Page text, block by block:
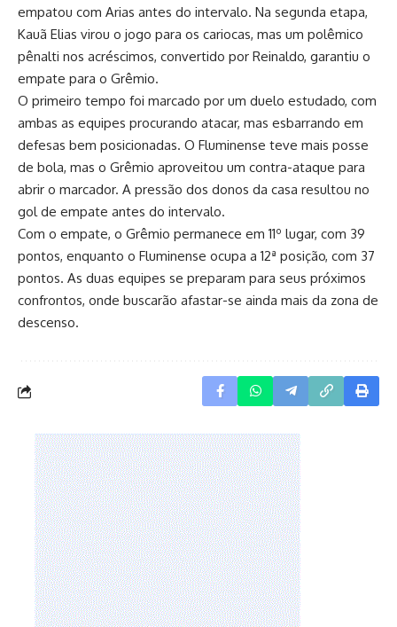
empatou com Arias antes do intervalo. Na segunda etapa,
Kauã Elias virou o jogo para os cariocas, mas um polêmico
pênalti nos acréscimos, convertido por Reinaldo, garantiu o
empate para o Grêmio.
O primeiro tempo foi marcado por um duelo estudado, com
ambas as equipes procurando atacar, mas esbarrando em
defesas bem posicionadas. O Fluminense teve mais posse
de bola, mas o Grêmio aproveitou um contra-ataque para
abrir o marcador. A pressão dos donos da casa resultou no
gol de empate antes do intervalo.
Com o empate, o Grêmio permanece em 11º lugar, com 39
pontos, enquanto o Fluminense ocupa a 12ª posição, com 37
pontos. As duas equipes se preparam para seus próximos
confrontos, onde buscarão afastar-se ainda mais da zona de
descenso.